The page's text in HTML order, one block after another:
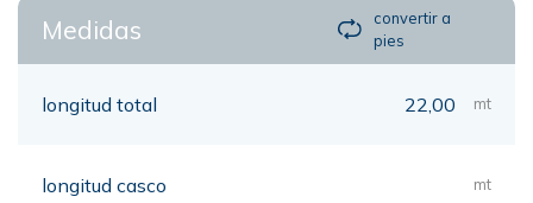
Medidas
convertir a
pies
longitud total 22,00 mt
longitud casco mt